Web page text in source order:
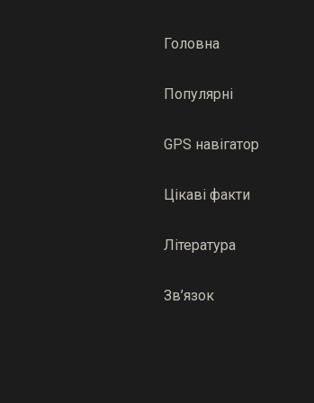
Головна
Популярні
GPS навігатор
Цікаві факти
Література
Зв’язок